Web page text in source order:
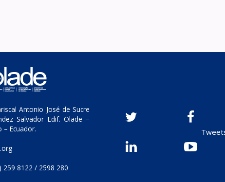
Antonio José de Sucre
Salvador Edif. Olade –
– Ecuador.
259 8122 / 2598 280